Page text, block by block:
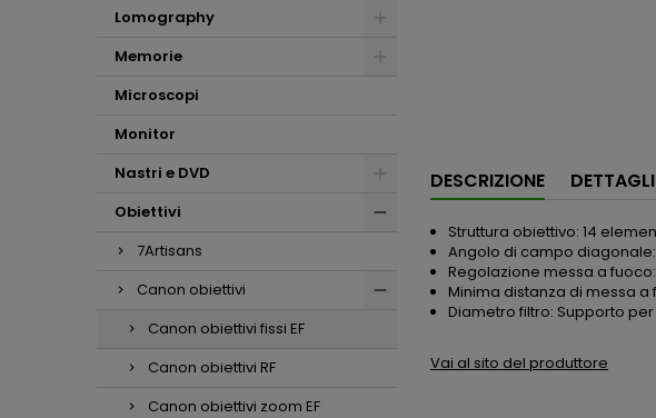
Lomography
Memorie
Microscopi
Monitor
Nastri e DVD
Obiettivi
7Artisans
Canon obiettivi
Canon obiettivi fissi EF
Canon obiettivi RF
Canon obiettivi zoom EF
DESCRIZIONE
Struttura obiettivo: 14
Angolo di campo diagonale:
Regolazione messa a
Minima distanza di messa a
Diametro filtro: Supporto
Vai al sito del produttore